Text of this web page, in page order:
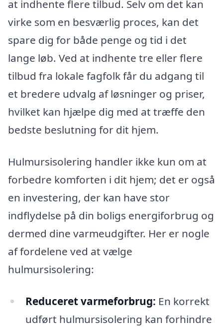
at indhente flere tilbud. Selv om det kan
virke som en besværlig proces, kan det
spare dig for både penge og tid i det
lange løb. Ved at indhente tre eller flere
tilbud fra lokale fagfolk får du adgang til
et bredere udvalg af løsninger og priser,
hvilket kan hjælpe dig med at træffe den
bedste beslutning for dit hjem.
Hulmursisolering handler ikke kun om at
forbedre komforten i dit hjem; det er også
en investering, der kan have stor
indflydelse på din boligs energiforbrug og
dermed dine varmeudgifter. Her er nogle
af fordelene ved at vælge
hulmursisolering:
Reduceret varmeforbrug: En korrekt
udført hulmursisolering kan forhindre